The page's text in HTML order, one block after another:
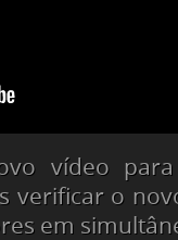
vídeo
verificar o
em